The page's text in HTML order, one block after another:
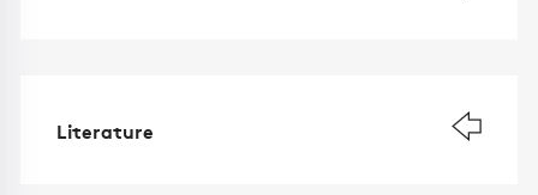
Literature